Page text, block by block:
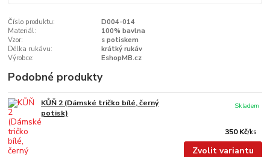
Číslo produktu:
D004-014
Materiál:
100% bavlna
Vzor:
s potiskem
Délka rukávu:
krátký rukáv
Výrobce:
EshopMB.cz
Podobné produkty
KŮŇ 2 (Dámské tričko bílé, černý
potisk)
350 Kč/ks
Skladem
Zvolit variantu